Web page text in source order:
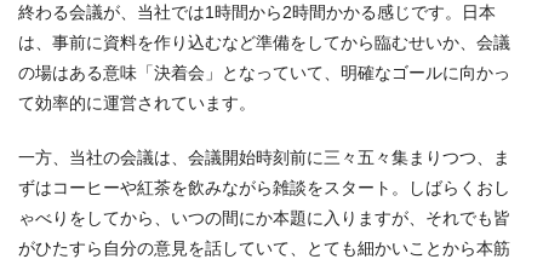
終わる会議が、当社では1時間から2時間かかる感じです。日本
は、事前に資料を作り込むなど準備をしてから臨むせいか、会議
の場はある意味「決着会」となっていて、明確なゴールに向かっ
て効率的に運営されています。
一方、当社の会議は、会議開始時刻前に三々五々集まりつつ、ま
ずはコーヒーや紅茶を飲みながら雑談をスタート。しばらくおし
ゃべりをしてから、いつの間にか本題に入りますが、それでも皆
がひたすら自分の意見を話していて、とても細かいことから本筋